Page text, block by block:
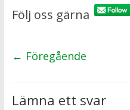
Följ oss gärna
← Föregående
Lämna ett svar